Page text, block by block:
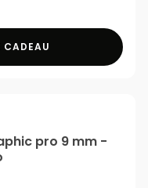
CADEAU
pro 9 mm -